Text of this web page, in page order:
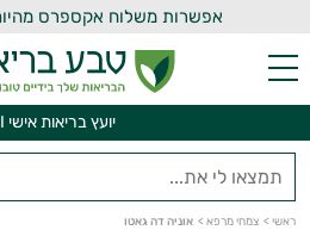
אפשרות משלוח אקספרס
יועץ בריאות אישי AI
ראשי > צמחי מרפא > אוניה דה גאטו
יועץ בריאות אישי AI